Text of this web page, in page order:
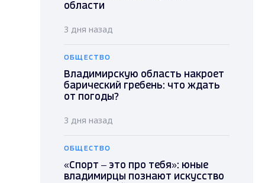
области
3 дня назад
ОБЩЕСТВО
Владимирскую область накроет
барический гребень: что ждать
от погоды?
3 дня назад
ОБЩЕСТВО
«Спорт – это про тебя»: юные
владимирцы познают искусство